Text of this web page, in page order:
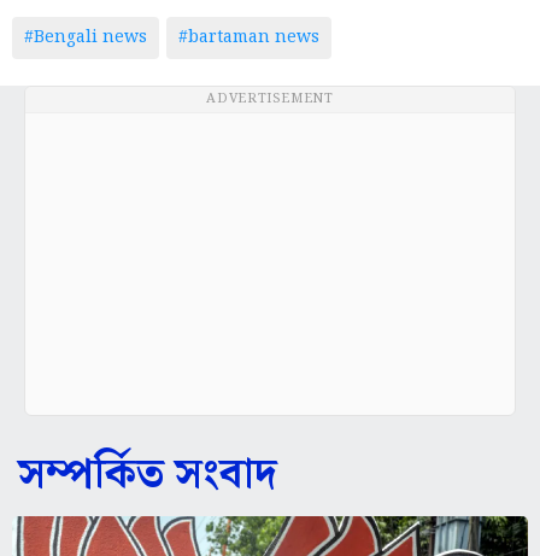
#Bengali news #bartaman news
ADVERTISEMENT
সম্পর্কিত সংবাদ